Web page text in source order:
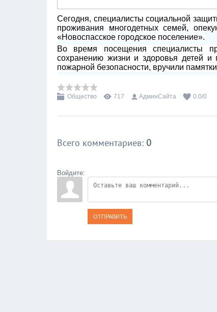
Сегодня, специалисты социальной
проживания многодетных семей,
«Новоспасское городское поселение».
Во время посещения специалисты
сохранению жизни и здоровья детей и
пожарной безопасности, вручили
Общество 717 АдминСайта 0.0/0
Всего комментариев: 0
Войдите:
ОТПРАВИТЬ